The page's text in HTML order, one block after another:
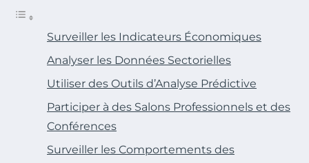
Surveiller les Indicateurs Économiques
Analyser les Données Sectorielles
Utiliser des Outils d’Analyse Prédictive
Participer à des Salons Professionnels et des
Conférences
Surveiller les Comportements des